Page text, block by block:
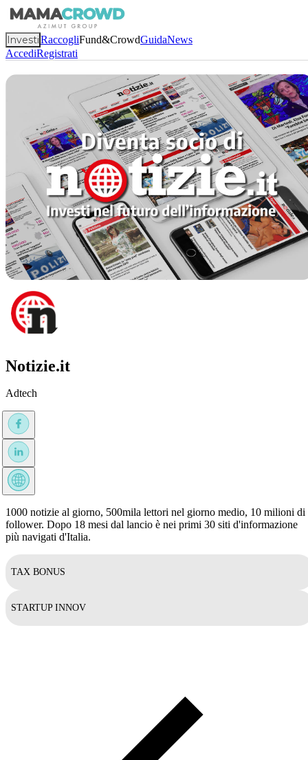
InvestiRaccogliFund&CrowdGuidaNews
AccediRegistrati
Notizie.it
Adtech
1000 notizie al giorno, 500mila lettori nel giorno medio, 10 milioni di
follower. Dopo 18 mesi dal lancio è nei primi 30 siti d'informazione
più navigati d'Italia.
TAX BONUS
STARTUP INNOV